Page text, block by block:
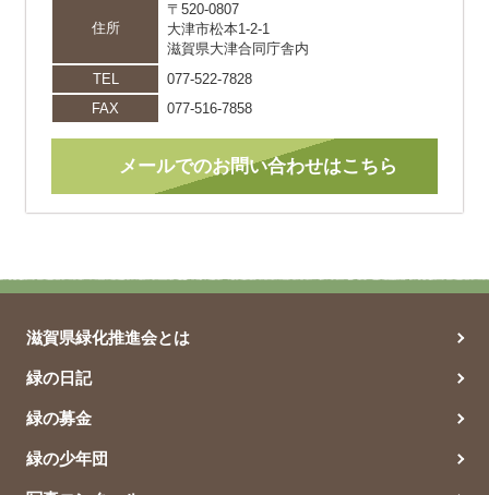
住所
〒520-0807
大津市松本1-2-1
滋賀県大津合同庁舎内
TEL
077-522-7828
FAX
077-516-7858
メールでのお問い合わせはこちら
滋賀県緑化推進会とは
緑の日記
緑の募金
緑の少年団